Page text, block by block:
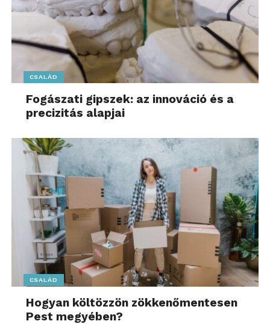
CSALÁD
Fogászati gipszek: az innováció és a
precizitás alapjai
CSALÁD
Hogyan költözzön zökkenőmentesen
Pest megyében?